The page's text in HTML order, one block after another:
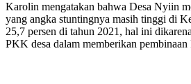
Karolin mengatakan bahwa Desa Nyiin
yang angka stuntingnya masih tinggi di
25,7 persen di tahun 2021, hal ini
PKK desa dalam memberikan pembinaan